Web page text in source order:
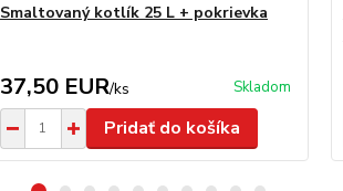
Smaltovaný kotlík 25 L + pokrievka
37,50 EUR/ks Skladom
Pridať do košíka